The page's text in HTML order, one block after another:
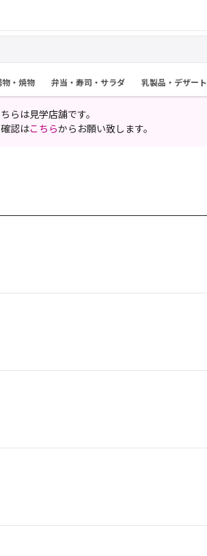
・焼物 弁当・寿司・サラダ 乳製品・デザート
らは見学店舗です。
認はこちらからお願い致します。